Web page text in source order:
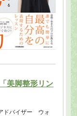
美脚整形リン
ドバイザー ウォ